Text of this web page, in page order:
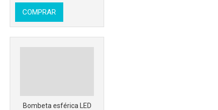
COMPRAR
Bombeta esférica LED